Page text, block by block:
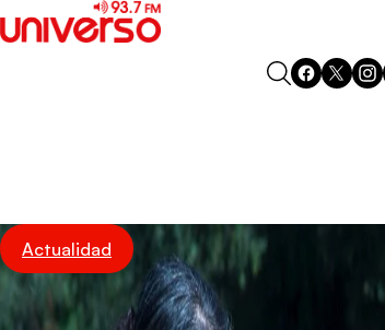
Podcasts
Destacados
Actualidad